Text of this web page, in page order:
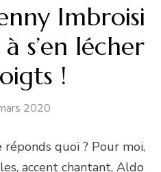
Imbroisi
s’en lécher
!
2020
quoi ? Pour moi,
accent chantant, Aldo